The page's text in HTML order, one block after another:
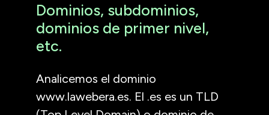
Dominios, subdominios,
dominios de primer nivel,
etc.
Analicemos el dominio
www.lawebera.es. El .es es un TLD